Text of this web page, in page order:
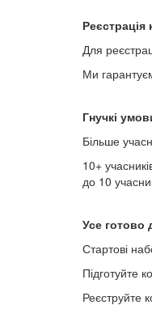
Для
Ми
Гнучкі
Більше
10+
до 10
Усе готово
Стартові
Підготуйте
Реєструйте